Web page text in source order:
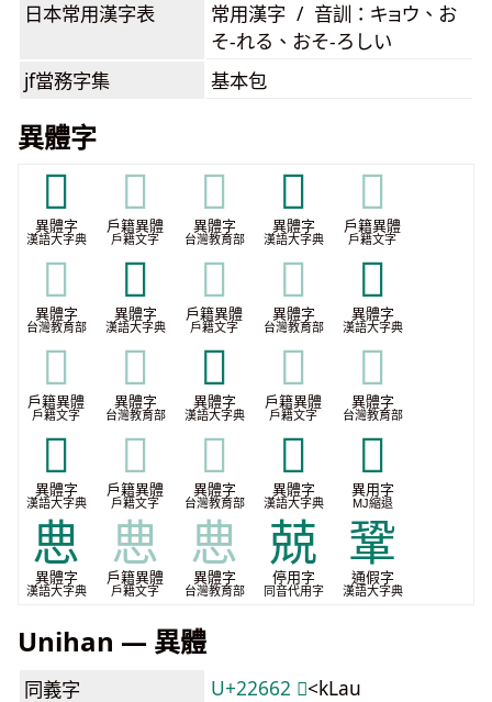
日本常用漢字表
常用漢字 / 音訓：キョウ、お
そ-れる、おそ-ろしい
jf當務字集 基本包
異體字
𢖶
異體字
漢語大字典
𢖶
戶籍異體
戶籍文字
𢖶
異體字
台灣教育部
𢘠
異體字
漢語大字典
𢘠
戶籍異體
戶籍文字
𢘠
異體字
台灣教育部
𢙢
異體字
漢語大字典
𢙢
戶籍異體
戶籍文字
𢙢
異體字
台灣教育部
𢙷
異體字
漢語大字典
𢙷
戶籍異體
戶籍文字
𢙷
異體字
台灣教育部
𢝭
異體字
漢語大字典
𢝭
戶籍異體
戶籍文字
𢝭
異體字
台灣教育部
𢟃
異體字
漢語大字典
𢟃
戶籍異體
戶籍文字
𢟃
異體字
台灣教育部
𢟈
異體字
漢語大字典
𭜦
異用字
MJ縮退
㤟
異體字
漢語大字典
㤟
戶籍異體
戶籍文字
㤟
異體字
台灣教育部
兢
停用字
同音代用字
鞏
通假字
漢語大字典
Unihan — 異體
同義字 U+22662 𢙢<kLau